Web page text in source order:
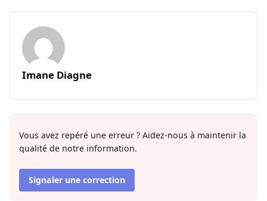
Imane Diagne
Vous avez repéré une erreur ? Aidez-nous à maintenir la
qualité de notre information.
Signaler une correction